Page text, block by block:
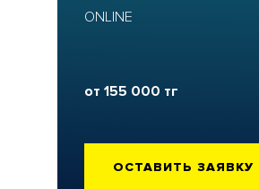
ОСТАВИТЬ ЗАЯВКУ
ONLINE
от 155 000 тг